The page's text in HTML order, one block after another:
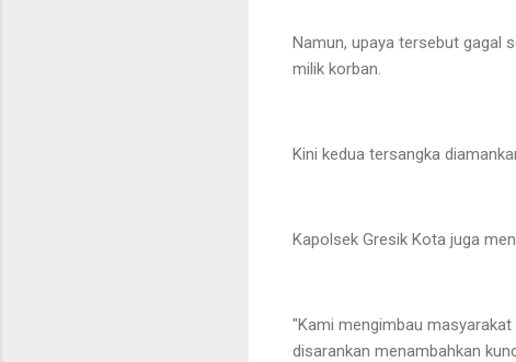
Namun, upaya tersebut gagal
milik korban.
Kini kedua tersangka
Kapolsek Gresik Kota juga
"Kami mengimbau
disarankan menambahkan